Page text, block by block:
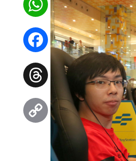
WhatsApp
Facebook
Threads